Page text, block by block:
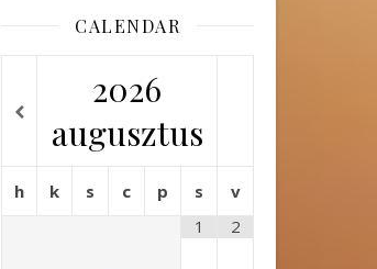
CALENDAR
2026
augusztus
h k s c p s
v
1
2